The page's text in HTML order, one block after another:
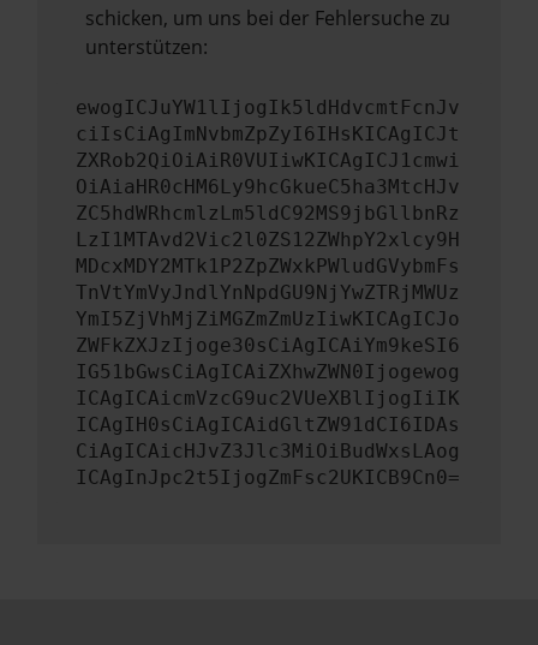
schicken, um uns bei der Fehlersuche zu
unterstützen:
ewogICJuYW1lIjogIk5ldHdvcmtFcnJv
ciIsCiAgImNvbmZpZyI6IHsKICAgICJt
ZXRob2QiOiAiR0VUIiwKICAgICJ1cmwi
OiAiaHR0cHM6Ly9hcGkueC5ha3MtcHJv
ZC5hdWRhcmlzLm5ldC92MS9jbGllbnRz
LzI1MTAvd2Vic2l0ZS12ZWhpY2xlcy9H
MDcxMDY2MTk1P2ZpZWxkPWludGVybmFs
TnVtYmVyJndlYnNpdGU9NjYwZTRjMWUz
YmI5ZjVhMjZiMGZmZmUzIiwKICAgICJo
ZWFkZXJzIjoge30sCiAgICAiYm9keSI6
IG51bGwsCiAgICAiZXhwZWN0Ijogewog
ICAgICAicmVzcG9uc2VUeXBlIjogIiIK
ICAgIH0sCiAgICAidGltZW91dCI6IDAs
CiAgICAicHJvZ3Jlc3MiOiBudWxsLAog
ICAgInJpc2t5IjogZmFsc2UKICB9Cn0=